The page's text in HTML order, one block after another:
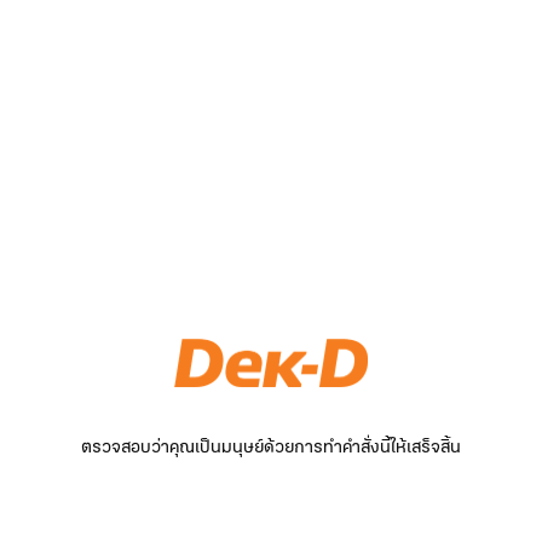
ตรวจสอบว่าคุณเป็นมนุษย์ด้วยการทำคำสั่งนี้ให้เสร็จสิ้น